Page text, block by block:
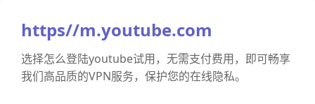
https//m.youtube.com
选择怎么登陆youtube试用，无需支付费用，即可畅享
我们高品质的VPN服务，保护您的在线隐私。